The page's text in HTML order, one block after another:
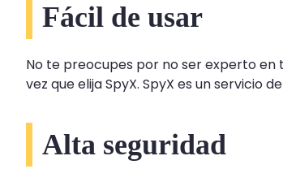
Fácil de usar
No te preocupes por no ser experto en
vez que elija SpyX. SpyX es un servicio
Alta seguridad